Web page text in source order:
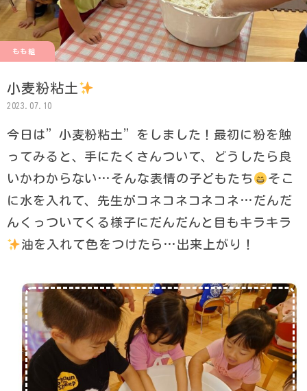
もも組
小麦粉粘土
2023.07.10
今日は”小麦粉粘土”をしました！最初に粉を触
ってみると、手にたくさんついて、どうしたら良
いかわからない…そんな表情の子どもたち
そこ
に水を入れて、先生がコネコネコネコネ…だんだ
んくっついてくる様子にだんだんと目もキラキラ
油を入れて色をつけたら…出来上がり！